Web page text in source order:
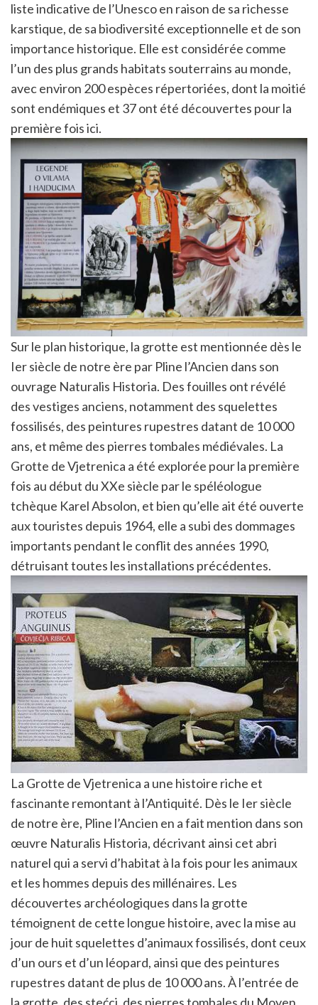
liste indicative de l’Unesco en raison de sa richesse
karstique, de sa biodiversité exceptionnelle et de son
importance historique. Elle est considérée comme
l’un des plus grands habitats souterrains au monde,
avec environ 200 espèces répertoriées, dont la moitié
sont endémiques et 37 ont été découvertes pour la
première fois ici.
Sur le plan historique, la grotte est mentionnée dès le
Ier siècle de notre ère par Pline l’Ancien dans son
ouvrage Naturalis Historia. Des fouilles ont révélé
des vestiges anciens, notamment des squelettes
fossilisés, des peintures rupestres datant de 10 000
ans, et même des pierres tombales médiévales. La
Grotte de Vjetrenica a été explorée pour la première
fois au début du XXe siècle par le spéléologue
tchèque Karel Absolon, et bien qu’elle ait été ouverte
aux touristes depuis 1964, elle a subi des dommages
importants pendant le conflit des années 1990,
détruisant toutes les installations précédentes.
La Grotte de Vjetrenica a une histoire riche et
fascinante remontant à l’Antiquité. Dès le Ier siècle
de notre ère, Pline l’Ancien en a fait mention dans son
œuvre Naturalis Historia, décrivant ainsi cet abri
naturel qui a servi d’habitat à la fois pour les animaux
et les hommes depuis des millénaires. Les
découvertes archéologiques dans la grotte
témoignent de cette longue histoire, avec la mise au
jour de huit squelettes d’animaux fossilisés, dont ceux
d’un ours et d’un léopard, ainsi que des peintures
rupestres datant de plus de 10 000 ans. À l’entrée de